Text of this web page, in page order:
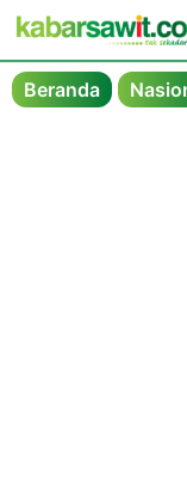
Beranda